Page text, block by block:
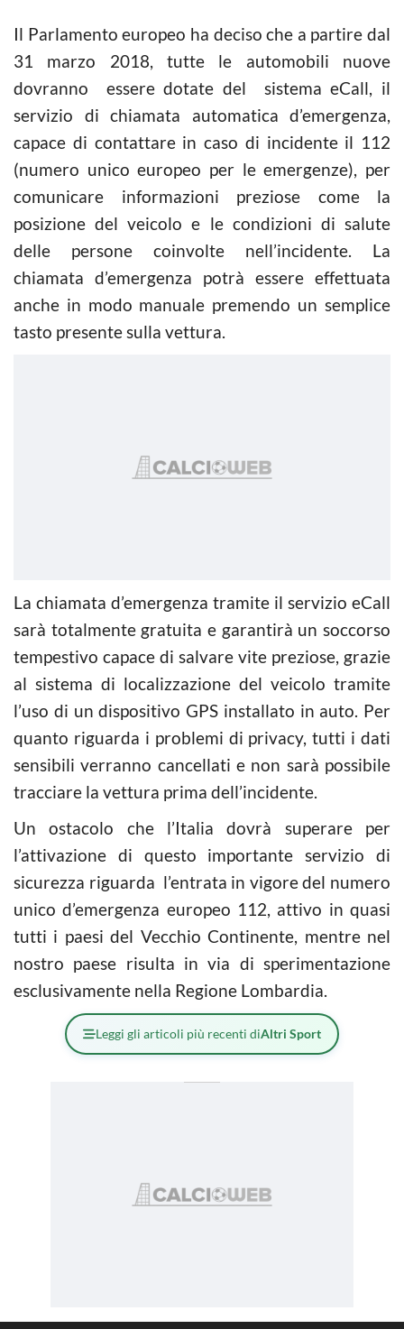
Il Parlamento europeo ha deciso che a partire dal
31 marzo 2018, tutte le automobili nuove
dovranno essere dotate del sistema eCall, il
servizio di chiamata automatica d’emergenza,
capace di contattare in caso di incidente il 112
(numero unico europeo per le emergenze), per
comunicare informazioni preziose come la
posizione del veicolo e le condizioni di salute
delle persone coinvolte nell’incidente. La
chiamata d’emergenza potrà essere effettuata
anche in modo manuale premendo un semplice
tasto presente sulla vettura.
La chiamata d’emergenza tramite il servizio eCall
sarà totalmente gratuita e garantirà un soccorso
tempestivo capace di salvare vite preziose, grazie
al sistema di localizzazione del veicolo tramite
l’uso di un dispositivo GPS installato in auto. Per
quanto riguarda i problemi di privacy, tutti i dati
sensibili verranno cancellati e non sarà possibile
tracciare la vettura prima dell’incidente.
Un ostacolo che l’Italia dovrà superare per
l’attivazione di questo importante servizio di
sicurezza riguarda l’entrata in vigore del numero
unico d’emergenza europeo 112, attivo in quasi
tutti i paesi del Vecchio Continente, mentre nel
nostro paese risulta in via di sperimentazione
esclusivamente nella Regione Lombardia.
Leggi gli articoli più recenti diAltri Sport